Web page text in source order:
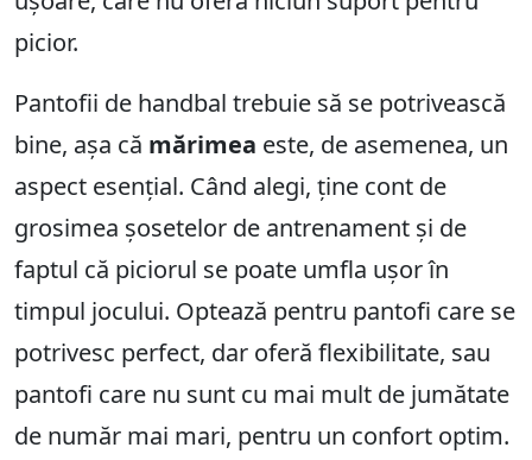
picior.
Pantofii de handbal trebuie să se potrivească
bine, așa că mărimea este, de asemenea, un
aspect esențial. Când alegi, ține cont de
grosimea șosetelor de antrenament și de
faptul că piciorul se poate umfla ușor în
timpul jocului. Optează pentru pantofi care se
potrivesc perfect, dar oferă flexibilitate, sau
pantofi care nu sunt cu mai mult de jumătate
de număr mai mari, pentru un confort optim.